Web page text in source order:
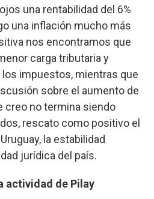
una rentabilidad del 6%
una inflación mucho más
nos encontramos que
carga tributaria y
impuestos, mientras que
sobre el aumento de
creo no termina siendo
rescato como positivo el
la estabilidad
jurídica del país.
actividad de Pilay